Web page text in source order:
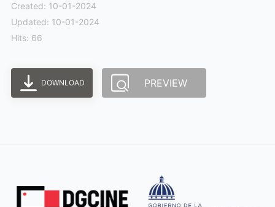
Created: 10-01-2024
Updated: 10-01-2024
Hits: 66
DOWNLOAD PREVIEW